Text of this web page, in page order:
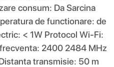
consum: Da Sarcina
de functionare: de
< 1W Protocol Wi-Fi:
2400 2484 MHz
transmisie: 50 m